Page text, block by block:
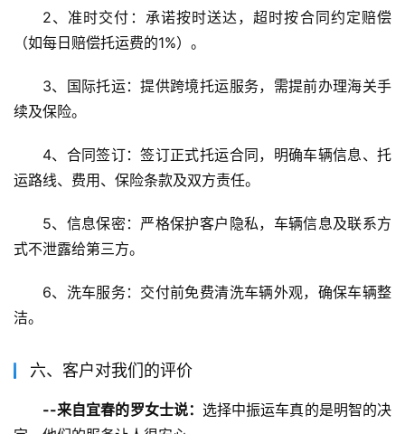
2、准时交付：承诺按时送达，超时按合同约定赔偿
（如每日赔偿托运费的1%）。
3、国际托运：提供跨境托运服务，需提前办理海关手
续及保险。
4、合同签订：签订正式托运合同，明确车辆信息、托
运路线、费用、保险条款及双方责任。
5、信息保密：严格保护客户隐私，车辆信息及联系方
式不泄露给第三方。
6、洗车服务：交付前免费清洗车辆外观，确保车辆整
洁。
六、客户对我们的评价
--来自宜春的罗女士说： 选择中振运车真的是明智的决